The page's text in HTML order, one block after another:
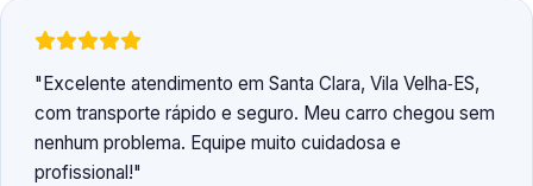
Excelente atendimento em Santa Clara, Vila Velha‑ES,
com transporte rápido e seguro. Meu carro chegou sem
nenhum problema. Equipe muito cuidadosa e
profissional!